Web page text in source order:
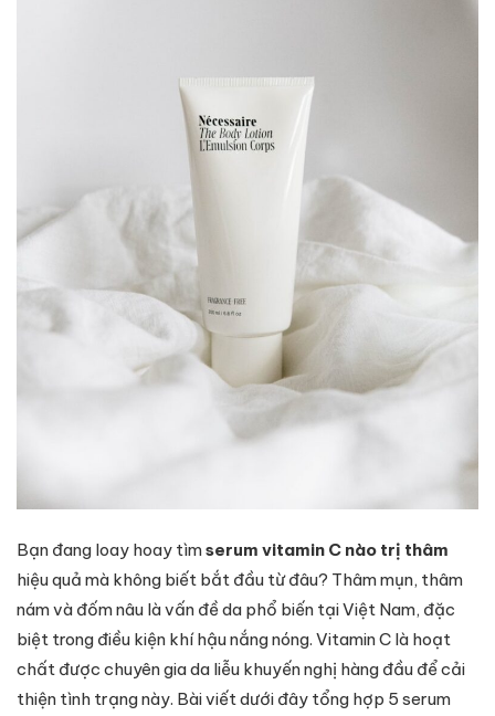
Bạn đang loay hoay tìmserum vitamin C nào trị thâm
hiệu quả mà không biết bắt đầu từ đâu? Thâm mụn, thâm
nám và đốm nâu là vấn đề da phổ biến tại Việt Nam, đặc
biệt trong điều kiện khí hậu nắng nóng. Vitamin C là hoạt
chất được chuyên gia da liễu khuyến nghị hàng đầu để cải
thiện tình trạng này. Bài viết dưới đây tổng hợp 5 serum